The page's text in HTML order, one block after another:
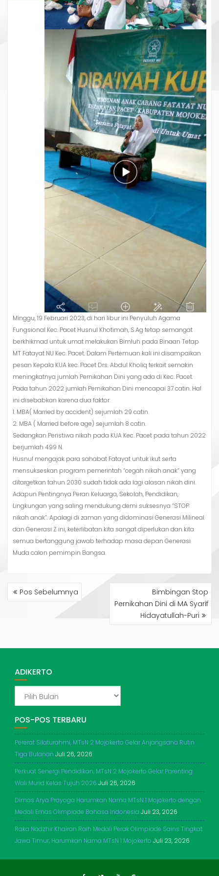
Minggu, 19 Februari 2023, di hari libur ini Penyuluh Agama
Fungsional Kec. Pacet Husnul Khotimah, S.Ag tetap semangat
berkhikmad untuk umat melakukan Bimluh pada Binaan Tetap
MT Fatayat NU Kec. Pacet. Dalam Pertemuan kali ini disampaikan
pesan Kepala KUA kec. Pacet Drs. Abdul Kholiq terkait semakin
meningkatnya jumlah Pernikahan Dini yang ada di Kec. Pacet.
Pada tahun 2022 jumlah Pernikahan Dini mencapai 37 catin. Hal
ini disebabkan karena dua faktor:
1. MBA( Married by accident) sejumlah 29 catin.
2. MBA ( Married before age) sejumlah 8 catin.
Sedangkan Peristiwa nikah pada KUA Kec. Pacet pada tahun 2022
berjumlah 499 N.
Husnul mengajak para sahabat Fatayat untuk ikut serta
mensukseskan program pemerintah “cegah nikah anak” yang
ditargetkan tahun 2030 sudah tidak ada lagi alasan nikah dini.
Adapun Pentingnya Peran Keluarga, Sekolah, Pendidikan,
Lingkungan yang saling mendukung demi suksesnya “STOP
nikah anak”. Apalagi di zaman yang didominasi Generasi Milineal
dan Generasi Z ini, keterlibatan kita sangat diperlukan dan kita
semua bertanggung jawab terhadap masa depan Generasi
Muda calon pemimpin Bangsa.
NAVIGASI
POSPos Sebelumnya
Bimbingan Stop
Pernikahan Dini di MA Syarif
Hidayatullah-Puri
ADIKERTO
POS-POS TERBARU
Pererat Silaturahmi, MTsN 2 Mojokerto Gelar Anjangsana Rutin
Tiga Bulanan Juli 26, 2026
Perkuat Senergi Pendidikan, MTsN 2 Mojokerto Gelar Parenting
Wali Murid Kelas Tujuh 2026 Juli 26, 2026
Dimas Arya Prayoga Harumkan Nama MTsN 1 Mojokerto dengan
Medali Emas Olimpiade Bahasa Indonesia Juli 23, 2026
Raka Nadzhir Khairan Raih Medali Perak Olimpiade Sains Tingkat
Jawa Timur, Harumkan Nama MTsN 1 Mojokerto Juli 23, 2026